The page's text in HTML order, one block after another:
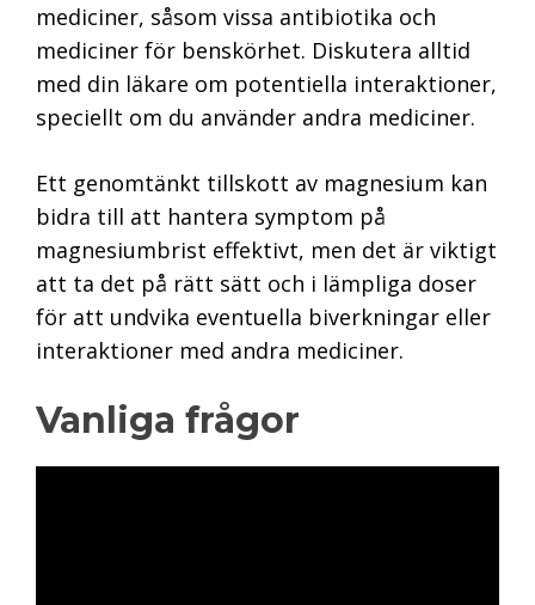
mediciner, såsom vissa antibiotika och
mediciner för benskörhet. Diskutera alltid
med din läkare om potentiella interaktioner,
speciellt om du använder andra mediciner.
Ett genomtänkt tillskott av magnesium kan
bidra till att hantera symptom på
magnesiumbrist effektivt, men det är viktigt
att ta det på rätt sätt och i lämpliga doser
för att undvika eventuella biverkningar eller
interaktioner med andra mediciner.
Vanliga frågor